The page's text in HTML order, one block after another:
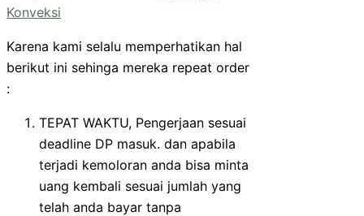
Konveksi
Karena kami selalu memperhatikan hal
berikut ini sehinga mereka repeat order
:
TEPAT WAKTU, Pengerjaan sesuai
deadline DP masuk. dan apabila
terjadi kemoloran anda bisa minta
uang kembali sesuai jumlah yang
telah anda bayar tanpa